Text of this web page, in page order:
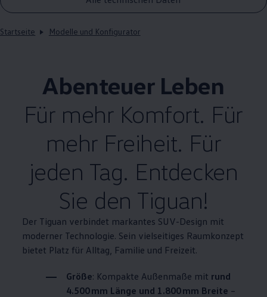
Startseite Modelle und Konfigurator
Abenteuer Leben
Für mehr Komfort. Für
mehr Freiheit. Für
jeden Tag. Entdecken
Sie den Tiguan!
Der Tiguan verbindet markantes SUV-Design mit
moderner Technologie. Sein vielseitiges Raumkonzept
bietet Platz für Alltag, Familie und Freizeit.
Größe: Kompakte Außenmaße mit rund
4.500 mm Länge und 1.800 mm Breite –